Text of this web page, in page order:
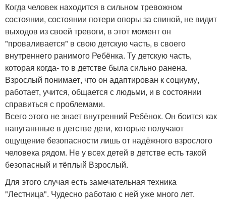
Когда человек находится в сильном тревожном
состоянии, состоянии потери опоры за спиной, не видит
выходов из своей тревоги, в этот момент он
"проваливается" в свою детскую часть, в своего
внутреннего ранимого Ребёнка. Ту детскую часть,
которая когда- то в детстве была сильно ранена.
Взрослый понимает, что он адаптирован к социуму,
работает, учится, общается с людьми, и в состоянии
справиться с проблемами.
Всего этого не знает внутренний Ребёнок. Он боится как
напуганнные в детстве дети, которые получают
ощущение безопасности лишь от надёжного взрослого
человека рядом. Не у всех детей в детстве есть такой
безопасный и тёплый Взрослый.
Для этого случая есть замечательная техника
"Лестница". Чудесно работаю с ней уже много лет.